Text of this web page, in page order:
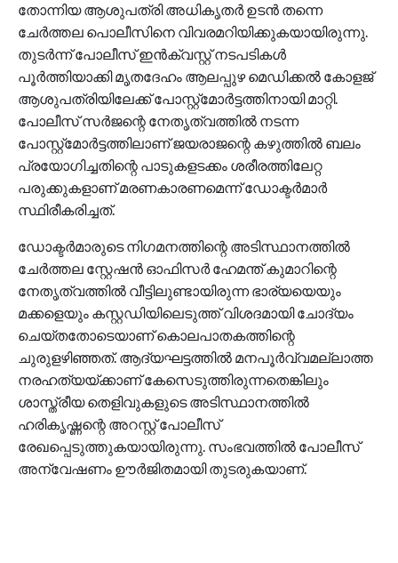
തോന്നിയ ആശുപത്രി അധികൃതര്‍ ഉടന്‍ തന്നെ
ചേര്‍ത്തല പൊലീസിനെ വിവരമറിയിക്കുകയായിരുന്നു.
തുടര്‍ന്ന് പോലീസ് ഇന്‍ക്വസ്റ്റ് നടപടികള്‍
പൂര്‍ത്തിയാക്കി മൃതദേഹം ആലപ്പുഴ മെഡിക്കല്‍ കോളജ്
ആശുപത്രിയിലേക്ക് പോസ്റ്റ്മോര്‍ട്ടത്തിനായി മാറ്റി.
പോലീസ് സര്‍ജന്റെ നേതൃത്വത്തില്‍ നടന്ന
പോസ്റ്റ്മോര്‍ട്ടത്തിലാണ് ജയരാജന്റെ കഴുത്തില്‍ ബലം
പ്രയോഗിച്ചതിന്റെ പാടുകളടക്കം ശരീരത്തിലേറ്റ
പരുക്കുകളാണ് മരണകാരണമെന്ന് ഡോക്ടര്‍മാര്‍
സ്ഥിരീകരിച്ചത്.
ഡോക്ടര്‍മാരുടെ നിഗമനത്തിന്റെ അടിസ്ഥാനത്തില്‍
ചേര്‍ത്തല സ്റ്റേഷന്‍ ഓഫിസര്‍ ഹേമന്ത് കുമാറിന്റെ
നേതൃത്വത്തില്‍ വീട്ടിലുണ്ടായിരുന്ന ഭാര്യയെയും
മക്കളെയും കസ്റ്റഡിയിലെടുത്ത് വിശദമായി ചോദ്യം
ചെയ്തതോടെയാണ് കൊലപാതകത്തിന്റെ
ചുരുളഴിഞ്ഞത്. ആദ്യഘട്ടത്തില്‍ മനപൂര്‍വ്വമല്ലാത്ത
നരഹത്യയ്ക്കാണ് കേസെടുത്തിരുന്നതെങ്കിലും
ശാസ്ത്രീയ തെളിവുകളുടെ അടിസ്ഥാനത്തില്‍
ഹരികൃഷ്ണന്റെ അറസ്റ്റ് പോലീസ്
രേഖപ്പെടുത്തുകയായിരുന്നു. സംഭവത്തില്‍ പോലീസ്
അന്വേഷണം ഊര്‍ജിതമായി തുടരുകയാണ്.